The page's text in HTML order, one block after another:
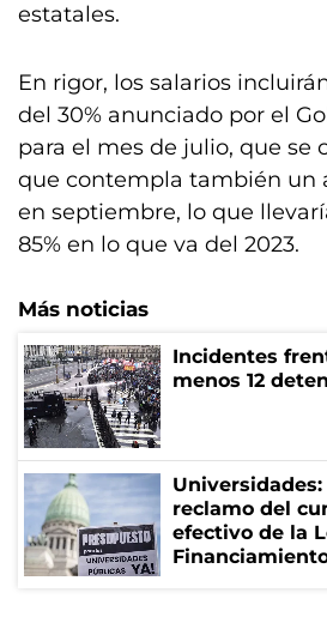
estatales.
En rigor, los salarios
del 30% anunciado por el
para el mes de julio, que se
que contempla también un
en septiembre, lo que
85% en lo que va del 2023.
Más noticias
Incidentes
menos 12
reclamo del
efectivo de la